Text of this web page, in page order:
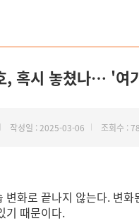
, 혹시 놓쳤나… '여
작성일 : 2025-03-06 조회수 :
변화로 끝나지 않는다. 변
기 때문이다.